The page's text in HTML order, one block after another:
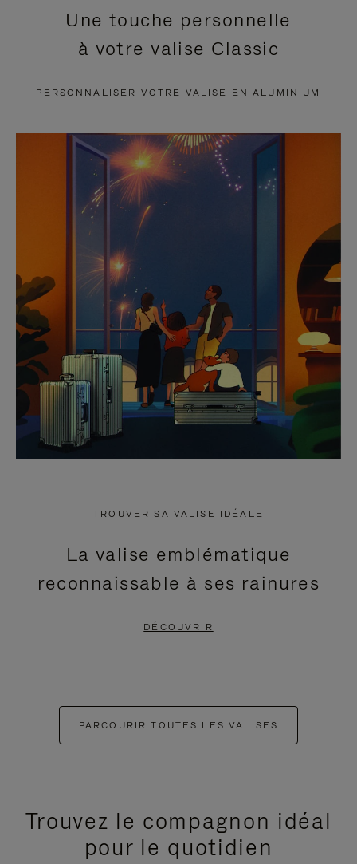
EN
PAUSE,
APPUYEZ
POUR
METTRE
PAUSE
VIDÉO
EST
DÉSACTIVÉ.
CLIQUER
POUR
RÉACTIVER
LE
SON
Une touche personnelle
à votre valise Classic
PERSONNALISER VOTRE VALISE EN ALUMINIUM
TROUVER SA VALISE IDÉALE
La valise emblématique
reconnaissable à ses rainures
DÉCOUVRIR
PARCOURIR TOUTES LES VALISES
Trouvez le compagnon idéal
pour le quotidien